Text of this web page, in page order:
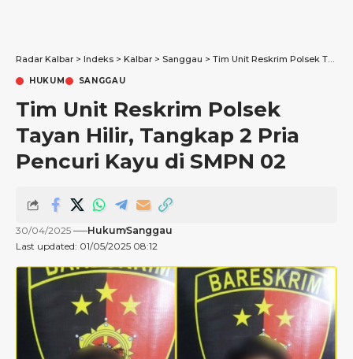
Radar Kalbar > Indeks > Kalbar > Sanggau > Tim Unit Reskrim Polsek Tayan Hilir, Tangkap 2 Pria Pencuri Kayu di SMPN 02
HUKUM SANGGAU
Tim Unit Reskrim Polsek
Tayan Hilir, Tangkap 2 Pria
Pencuri Kayu di SMPN 02
Last updated: 01/05/2025 08:12
30/04/2025 HukumSanggau